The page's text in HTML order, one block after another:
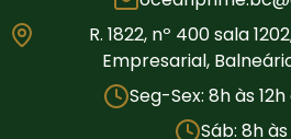
R. 1822, nº 400 sala
Empresarial,
Seg-Sex: 8h às 12h
Sáb: 8h às